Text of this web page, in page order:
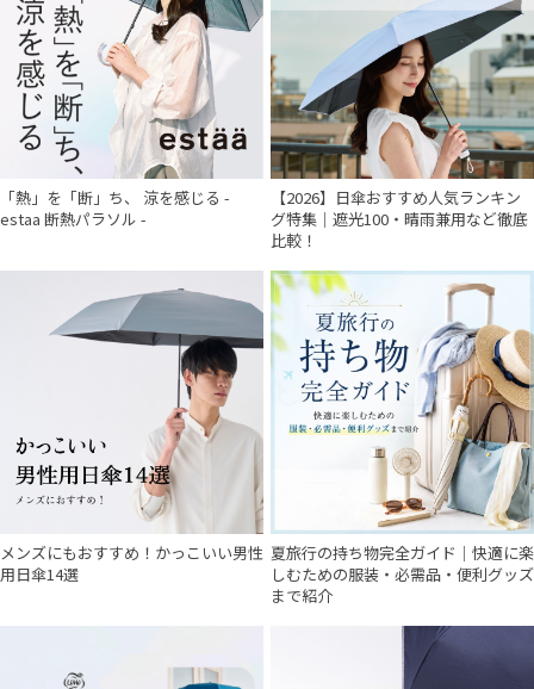
「熱」を「断」ち、 涼を感じる -
estaa 断熱パラソル -
【2026】日傘おすすめ人気ランキン
グ特集｜遮光100・晴雨兼用など徹底
比較！
メンズにもおすすめ！かっこいい男性
用日傘14選
夏旅行の持ち物完全ガイド｜快適に楽
しむための服装・必需品・便利グッズ
まで紹介